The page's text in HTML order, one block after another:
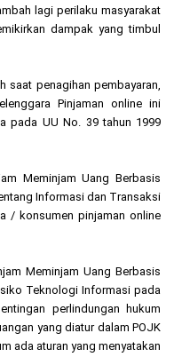
lagi perilaku masyarakat
dampak yang timbul
saat penagihan pembayaran,
Pinjaman online ini
pada UU No. 39 tahun 1999
Meminjam Uang Berbasis
Informasi dan Transaksi
/ konsumen pinjaman online
Meminjam Uang Berbasis
Teknologi Informasi pada
perlindungan hukum
yang diatur dalam POJK
ada aturan yang menyatakan